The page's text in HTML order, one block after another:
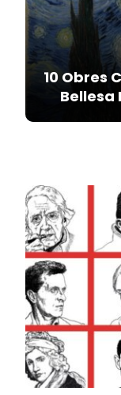
10 Obres
Bellesa